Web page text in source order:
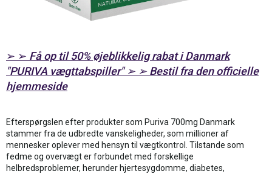
➢ ➢ Få op til 50% øjeblikkelig rabat i Danmark
"PURIVA vægttabspiller" ➢ ➢ Bestil fra den officielle
hjemmeside
Efterspørgslen efter produkter som Puriva 700mg Danmark
stammer fra de udbredte vanskeligheder, som millioner af
mennesker oplever med hensyn til vægtkontrol. Tilstande som
fedme og overvægt er forbundet med forskellige
helbredsproblemer, herunder hjertesygdomme, diabetes,